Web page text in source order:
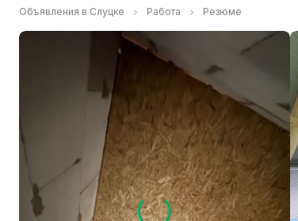
Объявления в Слуцке Работа Резюме